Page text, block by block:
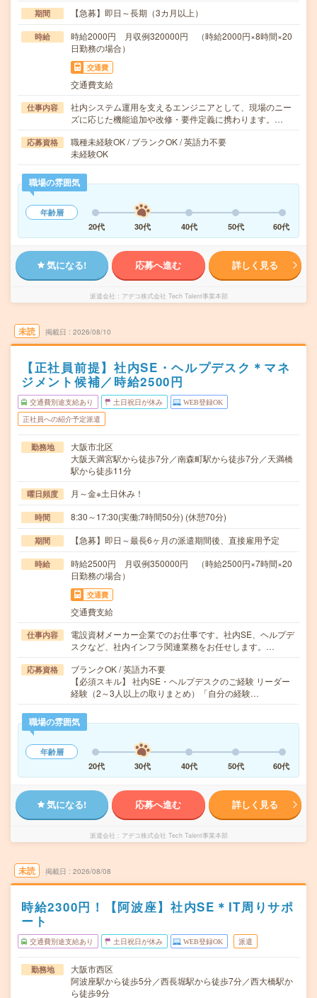
期間 【急募】即日～長期（3カ月以上）
時給
時給2000円 月収例320000円 （時給2000円×8時間×20
日勤務の場合）
交通費
交通費支給
仕事内容
社内システム運用を支えるエンジニアとして、現場のニー
ズに応じた機能追加や改修・要件定義に携わります。…
応募資格
職種未経験OK / ブランクOK / 英語力不要
未経験OK
職場の雰囲気
年齢層
20代
30代 40代 50代 60代
気になる! 応募へ進む 詳しく見る
派遣会社 アデコ株式会社 Tech Talent事業本部
未読 掲載日 2026/08/10
【正社員前提】社内SE・ヘルプデスク＊マネ
ジメント候補／時給2500円
交通費別途支給あり 土日祝日が休み WEB登録OK
正社員への紹介予定派遣
勤務地
大阪市北区
大阪天満宮駅から徒歩7分／南森町駅から徒歩7分／天満橋
駅から徒歩11分
曜日頻度 月～金※土日休み！
時間 8:30～17:30(実働:7時間50分) (休憩70分)
期間 【急募】即日～最長6ヶ月の派遣期間後、直接雇用予定
時給
時給2500円 月収例350000円 （時給2500円×7時間×20
日勤務の場合）
交通費
交通費支給
仕事内容
電設資材メーカー企業でのお仕事です。社内SE、ヘルプデ
スクなど、社内インフラ関連業務をお任せします。…
応募資格
ブランクOK / 英語力不要
【必須スキル】 社内SE・ヘルプデスクのご経験 リーダー
経験（2～3人以上の取りまとめ）「自分の経験…
職場の雰囲気
年齢層
20代
30代 40代 50代 60代
気になる! 応募へ進む 詳しく見る
派遣会社 アデコ株式会社 Tech Talent事業本部
未読 掲載日 2026/08/08
時給2300円！【阿波座】社内SE＊IT周りサポ
ート
交通費別途支給あり 土日祝日が休み WEB登録OK 派遣
勤務地
大阪市西区
阿波座駅から徒歩5分／西長堀駅から徒歩7分／西大橋駅か
ら徒歩9分